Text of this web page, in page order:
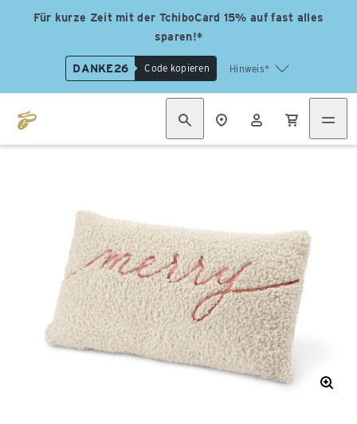
Für kurze Zeit mit der TchiboCard 15% auf fast alles
sparen!*
DANKE26 Code kopieren Hinweis*